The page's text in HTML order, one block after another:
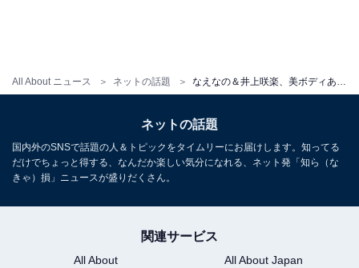
All About ニュース ネットの話題
ネットの話題
国内外のSNSで話題の人＆トピックをタイムリーにお届けします。知ってる
だけでちょっと得する、なんだか楽しい気分になれる、ネット発「知ら（な
きゃ）損」ニュースが盛りだくさん。
関連サービス
All About
All About Japan